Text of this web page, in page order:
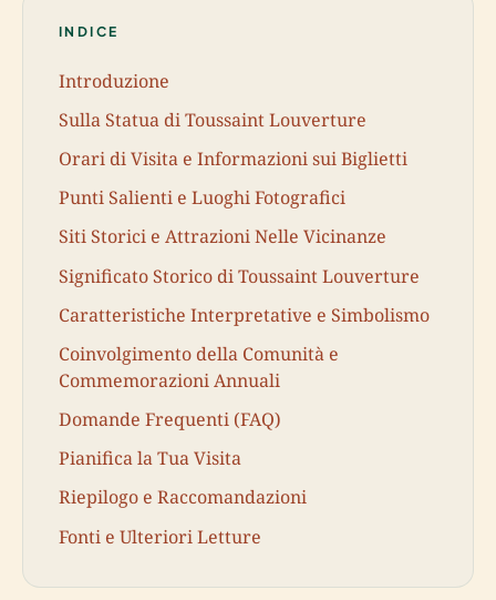
INDICE
Introduzione
Sulla Statua di Toussaint Louverture
Orari di Visita e Informazioni sui Biglietti
Punti Salienti e Luoghi Fotografici
Siti Storici e Attrazioni Nelle Vicinanze
Significato Storico di Toussaint Louverture
Caratteristiche Interpretative e Simbolismo
Coinvolgimento della Comunità e
Commemorazioni Annuali
Domande Frequenti (FAQ)
Pianifica la Tua Visita
Riepilogo e Raccomandazioni
Fonti e Ulteriori Letture